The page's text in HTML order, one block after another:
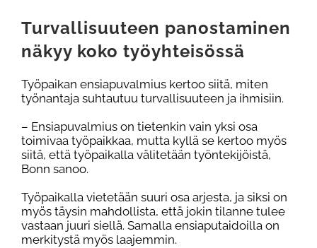
Turvallisuuteen panostaminen
näkyy koko työyhteisössä
Työpaikan ensiapuvalmius kertoo siitä, miten
työnantaja suhtautuu turvallisuuteen ja ihmisiin.
– Ensiapuvalmius on tietenkin vain yksi osa
toimivaa työpaikkaa, mutta kyllä se kertoo myös
siitä, että työpaikalla välitetään työntekijöistä,
Bonn sanoo.
Työpaikalla vietetään suuri osa arjesta, ja siksi on
myös täysin mahdollista, että jokin tilanne tulee
vastaan juuri siellä. Samalla ensiaputaidoilla on
merkitystä myös laajemmin.